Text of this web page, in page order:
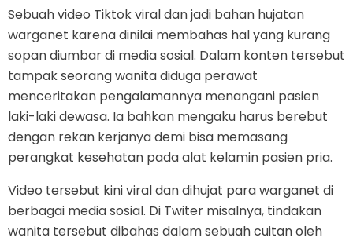
Sebuah video Tiktok viral dan jadi bahan hujatan
warganet karena dinilai membahas hal yang kurang
sopan diumbar di media sosial. Dalam konten tersebut
tampak seorang wanita diduga perawat
menceritakan pengalamannya menangani pasien
laki-laki dewasa. Ia bahkan mengaku harus berebut
dengan rekan kerjanya demi bisa memasang
perangkat kesehatan pada alat kelamin pasien pria.
Video tersebut kini viral dan dihujat para warganet di
berbagai media sosial. Di Twiter misalnya, tindakan
wanita tersebut dibahas dalam sebuah cuitan oleh